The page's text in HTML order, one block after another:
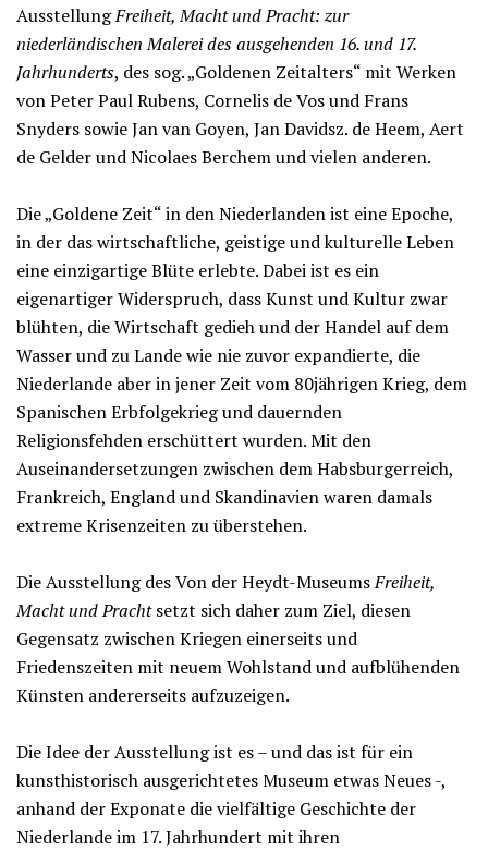
AusstellungFreiheit, Macht und Pracht: zur
niederländischen Malerei des ausgehenden 16. und 17.
Jahrhunderts, des sog. „Goldenen Zeitalters“ mit Werken
von Peter Paul Rubens, Cornelis de Vos und Frans
Snyders sowie Jan van Goyen, Jan Davidsz. de Heem, Aert
de Gelder und Nicolaes Berchem und vielen anderen.
Die „Goldene Zeit“ in den Niederlanden ist eine Epoche,
in der das wirtschaftliche, geistige und kulturelle Leben
eine einzigartige Blüte erlebte. Dabei ist es ein
eigenartiger Widerspruch, dass Kunst und Kultur zwar
blühten, die Wirtschaft gedieh und der Handel auf dem
Wasser und zu Lande wie nie zuvor expandierte, die
Niederlande aber in jener Zeit vom 80jährigen Krieg, dem
Spanischen Erbfolgekrieg und dauernden
Religionsfehden erschüttert wurden. Mit den
Auseinandersetzungen zwischen dem Habsburgerreich,
Frankreich, England und Skandinavien waren damals
extreme Krisenzeiten zu überstehen.
Die Ausstellung des Von der Heydt-MuseumsFreiheit,
Macht und Prachtsetzt sich daher zum Ziel, diesen
Gegensatz zwischen Kriegen einerseits und
Friedenszeiten mit neuem Wohlstand und aufblühenden
Künsten andererseits aufzuzeigen.
Die Idee der Ausstellung ist es – und das ist für ein
kunsthistorisch ausgerichtetes Museum etwas Neues -,
anhand der Exponate die vielfältige Geschichte der
Niederlande im 17. Jahrhundert mit ihren